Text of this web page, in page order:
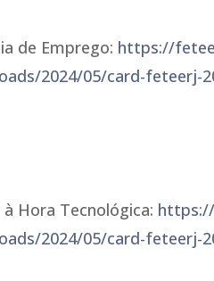
de Emprego: https://
2024/05/card-feteerj-
Hora Tecnológica:
2024/05/card-feteerj-